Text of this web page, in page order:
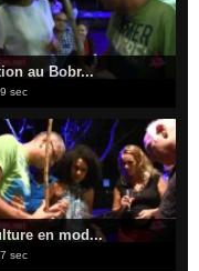
au Bobr...
sec
en mod...
sec